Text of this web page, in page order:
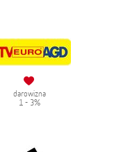
darowizna
1 - 3%